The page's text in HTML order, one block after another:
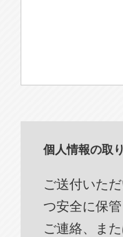
個人情報の取
ご送付いた
つ安全に保
ご連絡、ま